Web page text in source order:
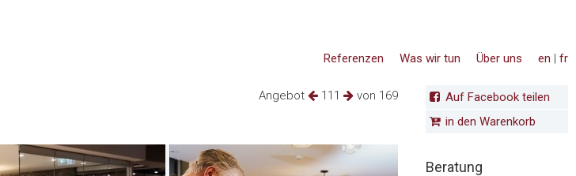
en | fr
Über uns
Was wir tun
Referenzen
Angebot 111 von 169
Auf Facebook teilen
in den Warenkorb
Beratung